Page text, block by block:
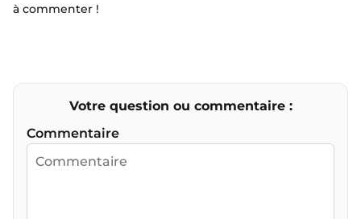
à commenter !
Votre question ou commentaire :
Commentaire